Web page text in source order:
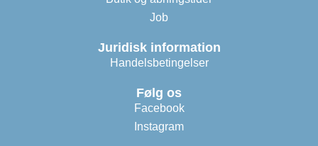
Job
Juridisk information
Handelsbetingelser
Følg os
Facebook
Instagram